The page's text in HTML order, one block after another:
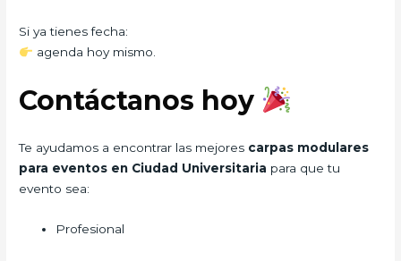
Si ya tienes fecha:
agenda hoy mismo.
Contáctanos hoy
Te ayudamos a encontrar las mejores carpas modulares
para eventos en Ciudad Universitaria para que tu
evento sea:
Profesional